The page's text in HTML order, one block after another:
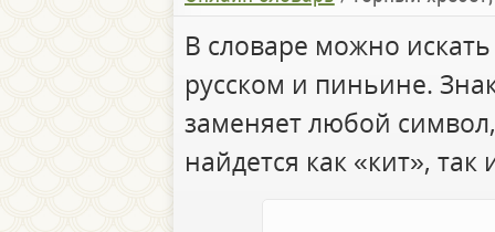
В словаре можно
русском и пиньине.
заменяет любой
найдется как «кит», так